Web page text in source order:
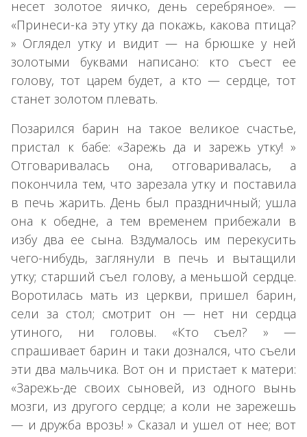
несет золотое яичко, день серебряное». —
«Принеси-ка эту утку да покажь, какова птица?
» Оглядел утку и видит — на брюшке у ней
золотыми буквами написано: кто съест ее
голову, тот царем будет, а кто — сердце, тот
станет золотом плевать.
Позарился барин на такое великое счастье,
пристал к бабе: «Зарежь да и зарежь утку! »
Отговаривалась она, отговаривалась, а
покончила тем, что зарезала утку и поставила
в печь жарить. День был праздничный; ушла
она к обедне, а тем временем прибежали в
избу два ее сына. Вздумалось им перекусить
чего-нибудь, заглянули в печь и вытащили
утку; старший съел голову, а меньшой сердце.
Воротилась мать из церкви, пришел барин,
сели за стол; смотрит он — нет ни сердца
утиного, ни головы. «Кто съел? » —
спрашивает барин и таки дознался, что съели
эти два мальчика. Вот он и пристает к матери:
«Зарежь-де своих сыновей, из одного вынь
мозги, из другого сердце; а коли не зарежешь
— и дружба врозь! » Сказал и ушел от нее; вот